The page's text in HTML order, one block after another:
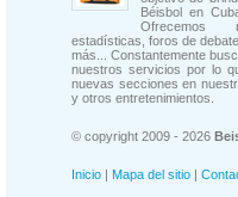
Béisbol en
Ofrecemos
estadísticas, foros de
más... Constantemente
nuestros servicios por lo
nuevas secciones en
y otros entretenimientos.
© copyright 2009 - 2026
Inicio | Mapa del sitio |